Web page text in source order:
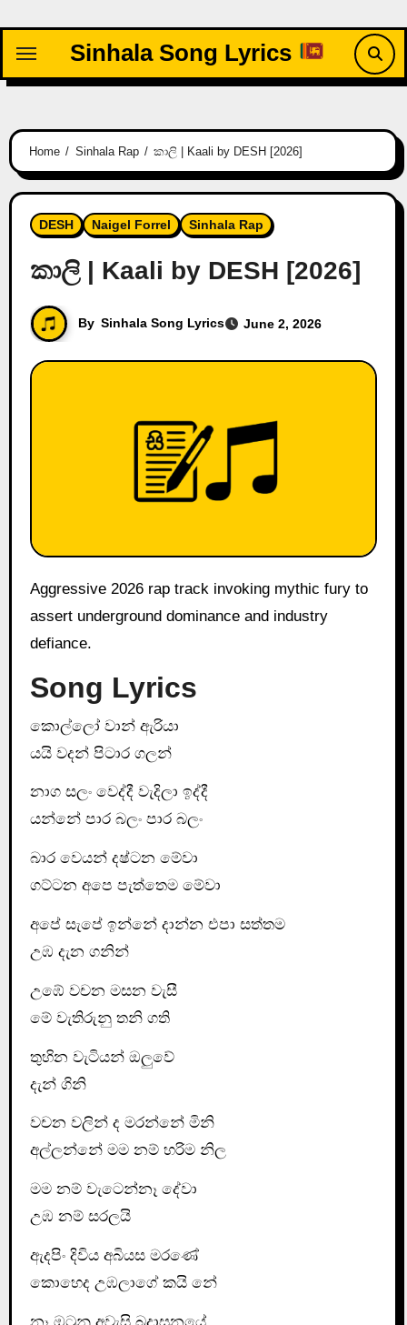
content
Sinhala Song Lyrics
Home Sinhala Rap කාලි | Kaali by DESH [2026]
DESH Naigel Forrel Sinhala Rap
කාලි | Kaali by DESH [2026]
By Sinhala Song Lyrics June 2, 2026
Aggressive 2026 rap track invoking mythic fury to
assert underground dominance and industry
defiance.
Song Lyrics
කොල්ලෝ වාන් ඇරියා
යයි වදන් පිටාර ගලන්
නාග සලං වෙද්දී වැදිලා ඉද්දී
යන්නේ පාර බලං පාර බලං
බාර වෙයන් දෂ්ටන මේවා
ගට්ටන අපෙ පැත්තෙම මේවා
අපේ සැපේ ඉන්නේ දාන්න එපා සත්තම
උඹ දැන ගනින්
උඹේ වචන මසන වැසී
මේ වැතිරුනු තනි ගති
තුහින වැටියන් ඔලුවේ
දැන් ගිනි
වචන වලින් ද මරන්නේ මිනි
අල්ලන්නේ මම නම් හරිම නිල
මම නම් වැටෙන්නෑ දේවා
උඹ නම් සරලයි
ඇදපිං දිවිය අබියස මරණේ
කොහෙද උඹලාගේ කයි නේ